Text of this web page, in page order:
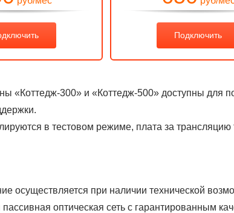
Подключить
«Коттедж-300» и «Коттедж-500» доступны для
в тестовом режиме, плата за трансляцию
осуществляется при наличии технической
пассивная оптическая сеть с гарантированным